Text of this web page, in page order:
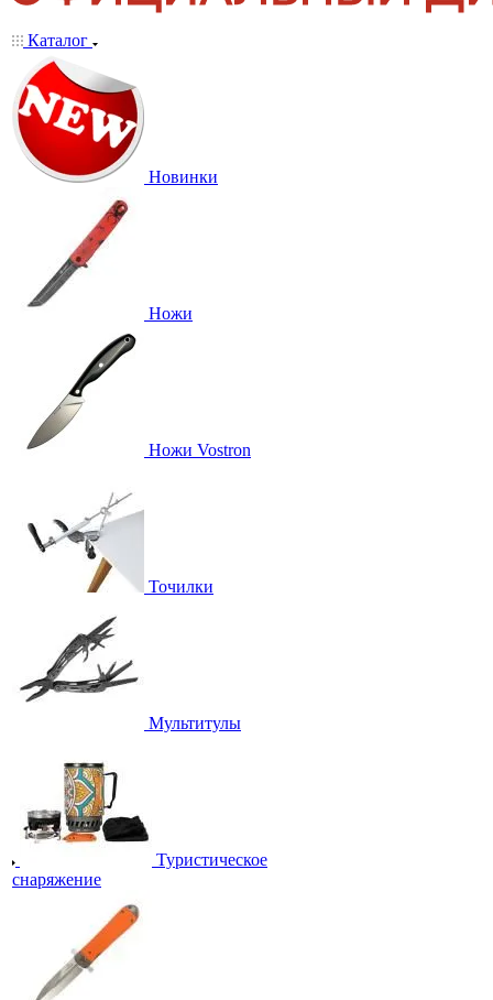
Каталог
Новинки
Ножи
Ножи Vostron
Точилки
Мультитулы
Туристическое
снаряжение